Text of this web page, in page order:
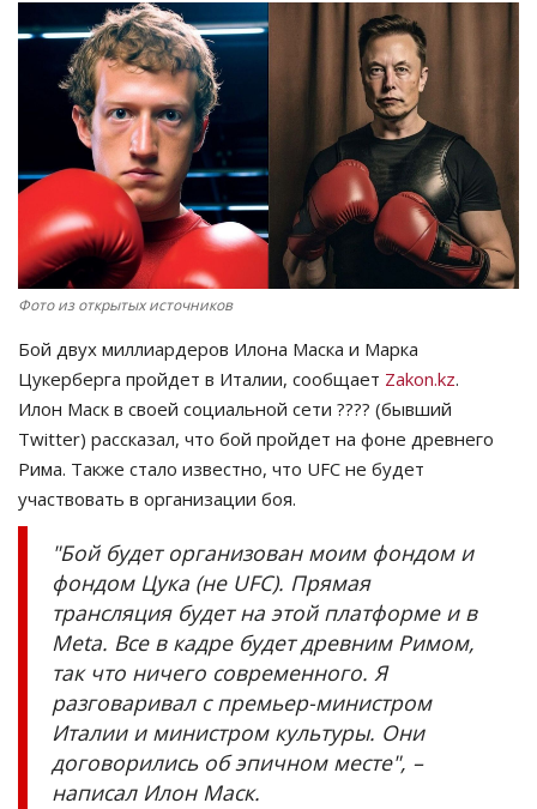
КАЗАХСТАН
МИР
СПЕЦПРОЕКТЫ
СПОРТ
Чек-лист
РАЗВЛЕЧЕНИЯ
OFFICIAL
Курултай
Язык
Қазақша Русский
Фото из открытых источников
Бой двух миллиардеров Илона Маска и Марка
Цукерберга пройдет в Италии, сообщает Zakon.kz.
Илон Маск в своей социальной сети ???? (бывший
Twitter) рассказал, что бой пройдет на фоне древнего
Рима. Также стало известно, что UFC не будет
участвовать в организации боя.
"Бой будет организован моим фондом и
фондом Цука (не UFC). Прямая
трансляция будет на этой платформе и в
Meta. Все в кадре будет древним Римом,
так что ничего современного. Я
разговаривал с премьер-министром
Италии и министром культуры. Они
договорились об эпичном месте", –
написал Илон Маск.